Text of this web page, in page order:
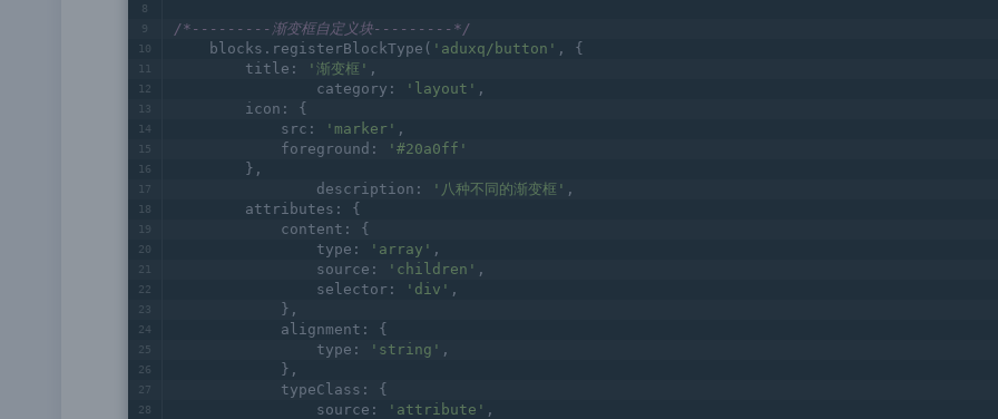
/*---------渐变框自定义块---------*/
    blocks.registerBlockType(
'aduxq/button' , {
        title:
'渐变框' ,
		category:
'layout' ,
        icon: {
            src:
'marker' ,
            foreground:
'#20a0ff'
        },
		description:
'八种不同的渐变框' ,
        attributes: {
            content: {
                type:
'array' ,
                source:
'children' ,
                selector:
'div' ,
            },
            alignment: {
                type:
'string' ,
            },
            typeClass: {
                source:
'attribute' ,